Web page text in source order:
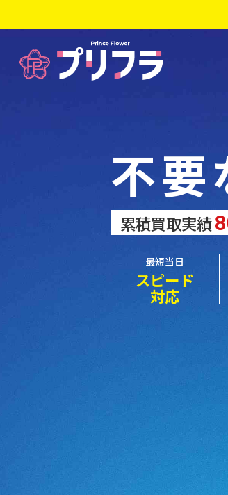
不要
累積買取実績
最短当日
スピード
対応